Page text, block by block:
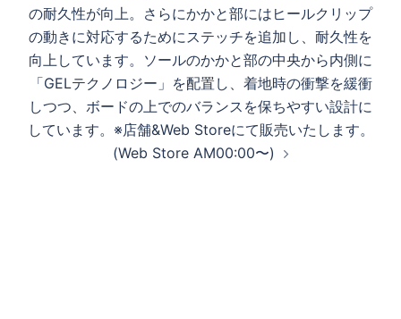
の耐久性が向上。さらにかかと部にはヒールクリップ
の動きに対応するためにステッチを追加し、耐久性を
向上しています。︎ソールのかかと部の中央から内側に
「GELテクノロジー」を配置し、着地時の衝撃を緩衝
しつつ、ボードの上でのバランスを保ちやすい設計に
しています。※店舗&Web Storeにて販売いたします。
(Web Store AM00:00〜)